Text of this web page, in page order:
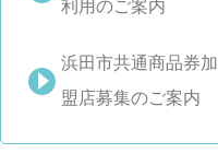
利用のご案内
浜田市共通商品券加
盟店募集のご案内